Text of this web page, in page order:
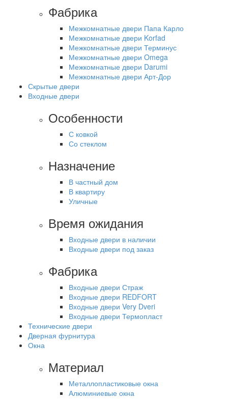
Фабрика
Межкомнатные двери Папа Карло
Межкомнатные двери Korfad
Межкомнатные двери Терминус
Межкомнатные двери Omega
Межкомнатные двери Darumi
Межкомнатные двери Арт-Дор
Скрытые двери
Входные двери
Особенности
С ковкой
Со стеклом
Назначение
В частный дом
В квартиру
Уличные
Время ожидания
Входные двери в наличии
Входные двери под заказ
Фабрика
Входные двери Страж
Входные двери REDFORT
Входные двери Very Dveri
Входные двери Термопласт
Технические двери
Дверная фурнитура
Окна
Материал
Металлопластиковые окна
Алюминиевые окна